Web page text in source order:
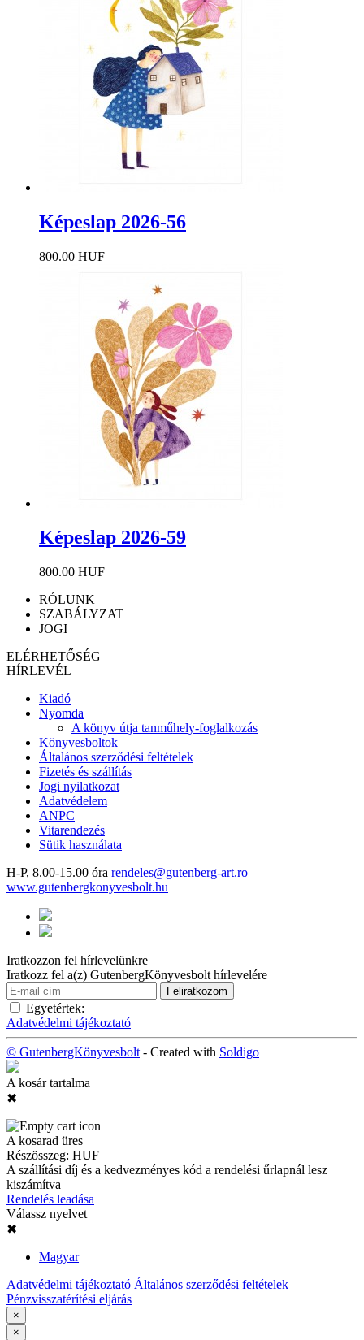
Képeslap 2026-56
800.00 HUF
Képeslap 2026-59
800.00 HUF
RÓLUNK
SZABÁLYZAT
JOGI
ELÉRHETŐSÉG
HÍRLEVÉL
Kiadó
Nyomda
A könyv útja tanműhely-foglalkozás
Könyvesboltok
Általános szerződési feltételek
Fizetés és szállítás
Jogi nyilatkozat
Adatvédelem
ANPC
Vitarendezés
Sütik használata
H-P, 8.00-15.00 óra rendeles@gutenberg-art.ro
www.gutenbergkonyvesbolt.hu
Iratkozzon fel hírlevelünkre
Iratkozz fel a(z) GutenbergKönyvesbolt hírlevelére
Egyetértek:
Adatvédelmi tájékoztató
© GutenbergKönyvesbolt - Created with Soldigo
A kosár tartalma
✖
A kosarad üres
Részösszeg: HUF
A szállítási díj és a kedvezményes kód a rendelési űrlapnál lesz
kiszámítva
Rendelés leadása
Válassz nyelvet
✖
Magyar
Adatvédelmi tájékoztató Általános szerződési feltételek
Pénzvisszatérítési eljárás
×
×